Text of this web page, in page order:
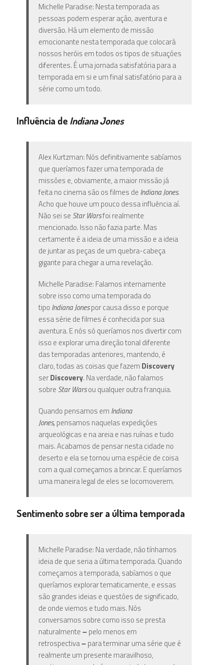
Michelle Paradise: Nesta temporada as
pessoas podem esperar ação, aventura e
diversão. Há um elemento de missão
emocionante nesta temporada que colocará
nossos heróis em todos os tipos de situações
diferentes. É uma jornada satisfatória para a
temporada em si e um final satisfatório para a
série como um todo.
Influência deIndiana Jones
Alex Kurtzman: Nós definitivamente sabíamos
que queríamos fazer uma temporada de
missões e, obviamente, a maior missão já
feita no cinema são os filmes de Indiana Jones.
Acho que houve um pouco dessa influência aí.
Não sei se Star Warsfoi realmente
mencionado. Isso não fazia parte. Mas
certamente é a ideia de uma missão e a ideia
de juntar as peças de um quebra-cabeça
gigante para chegar a uma revelação.
Michelle Paradise: Falamos internamente
sobre isso como uma temporada do
tipo Indiana Jonespor causa disso e porque
essa série de filmes é conhecida por sua
aventura. E nós só queríamos nos divertir com
isso e explorar uma direção tonal diferente
das temporadas anteriores, mantendo, é
claro, todas as coisas que fazem Discovery
serDiscovery. Na verdade, não falamos
sobre Star Warsou qualquer outra franquia.
Quando pensamos em Indiana
Jones,pensamos naquelas expedições
arqueológicas e na areia e nas ruínas e tudo
mais. Acabamos de pensar nesta cidade no
deserto e ela se tornou uma espécie de coisa
com a qual começamos a brincar. E queríamos
uma maneira legal de eles se locomoverem.
Sentimento sobre ser a última temporada
Michelle Paradise: Na verdade, não tínhamos
ideia de que seria a última temporada. Quando
começamos a temporada, sabíamos o que
queríamos explorar tematicamente, e essas
são grandes ideias e questões de significado,
de onde viemos e tudo mais. Nós
conversamos sobre como isso se presta
naturalmente – pelo menos em
retrospectiva– para terminar uma série que é
realmente um presente maravilhoso,